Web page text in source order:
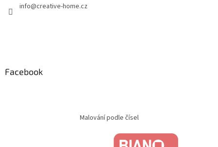
info@creative-home.cz
Facebook
Malování podle čísel